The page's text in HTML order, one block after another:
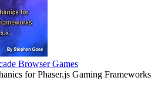
Browser Games
for Phaser.js Gaming Frameworks